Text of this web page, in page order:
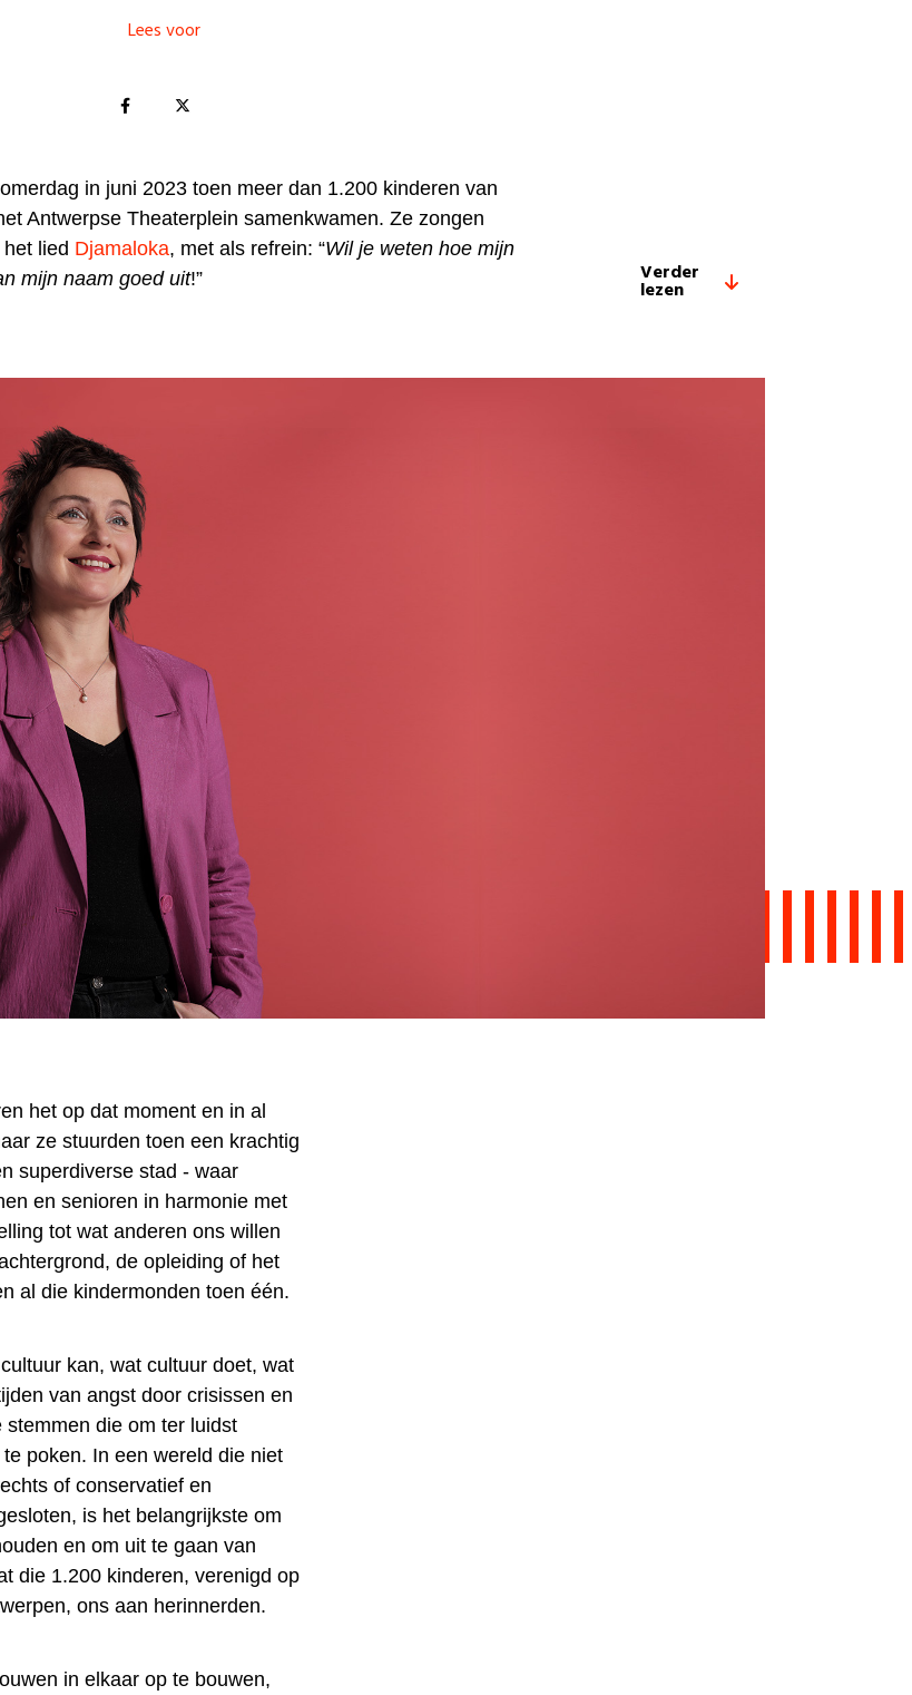
Lees voor
in juni 2023 toen meer dan 1.200 kinderen van
Antwerpse Theaterplein samenkwamen. Ze zongen
lied Djamaloka, met als refrein: “Wil je weten hoe mijn
mijn naam goed uit!” Verder
lezen
het op dat moment en in al
ze stuurden toen een krachtig
superdiverse stad - waar
en senioren in harmonie met
tot wat anderen ons willen
de opleiding of het
al die kindermonden toen één.
kan, wat cultuur doet, wat
van angst door crisissen en
die om ter luidst
poken. In een wereld die niet
of conservatief en
is het belangrijkste om
en om uit te gaan van
die 1.200 kinderen, verenigd op
ons aan herinnerden.
in elkaar op te bouwen,